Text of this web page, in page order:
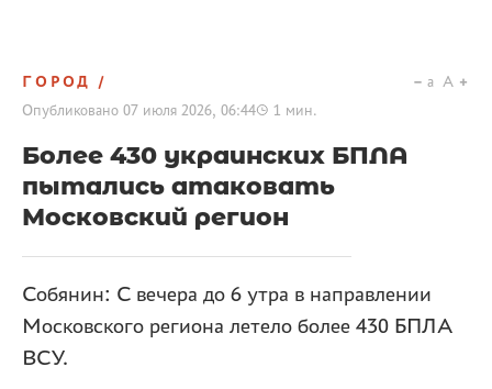
ГОРОД
Опубликовано 07 июля 2026, 06:44 1 мин.
a A
Более 430 украинских БПЛА
пытались атаковать
Московский регион
Собянин: С вечера до 6 утра в направлении
Московского региона летело более 430 БПЛА
ВСУ.